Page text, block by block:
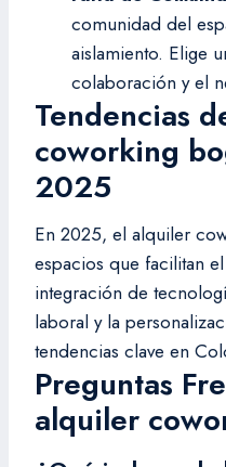
comunidad del
aislamiento. Elige
colaboración y el
Tendencias
coworking
2025
En 2025, el alquiler
espacios que facilitan
integración de
laboral y la
tendencias clave en
Preguntas
alquiler